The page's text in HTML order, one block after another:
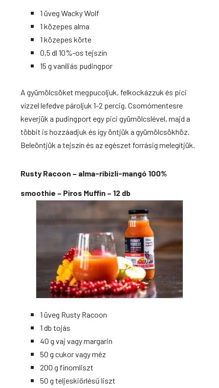
1 üveg Wacky Wolf
1 közepes alma
1 közepes körte
0,5 dl 10%-os tejszín
15 g vaníliás pudingpor
A gyümölcsöket megpucoljuk, felkockázzuk és pici
vízzel lefedve pároljuk 1-2 percig. Csomómentesre
keverjük a pudingport egy pici gyümölcslével, majd a
többit is hozzáadjuk és így öntjük agyümölcsökhöz.
Beleöntjük a tejszín és az egészet forrásig melegítjük.
Rusty Racoon – alma-ribizli-mangó 100%
smoothie – Piros Muffin – 12 db
1 üveg Rusty Racoon
1 db tojás
40 g vaj vagy margarin
50 g cukor vagy méz
200 g finomliszt
50 g teljeskiőrlésű liszt